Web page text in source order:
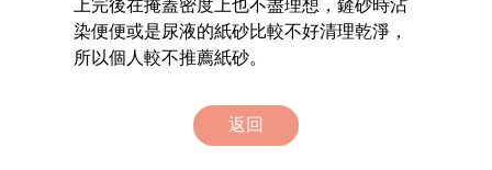
染便便或是尿液的紙砂比較不好清理乾淨，
所以個人較不推薦紙砂。
返回